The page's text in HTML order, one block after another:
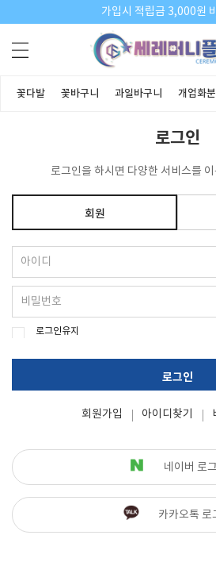
가입시 적립금 3,000원
꽃다발 꽃바구니 과일바구니 개업화분
로그인
로그인을 하시면 다양한 서비스를
회원
로그인유지
로그인
회원가입 아이디찾기
네이버 로
카카오톡 로